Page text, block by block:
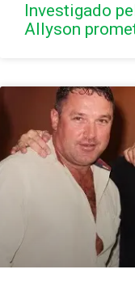
Investigado
Allyson